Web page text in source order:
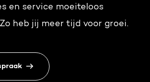
en service moeiteloos
heb jij meer tijd voor groei.